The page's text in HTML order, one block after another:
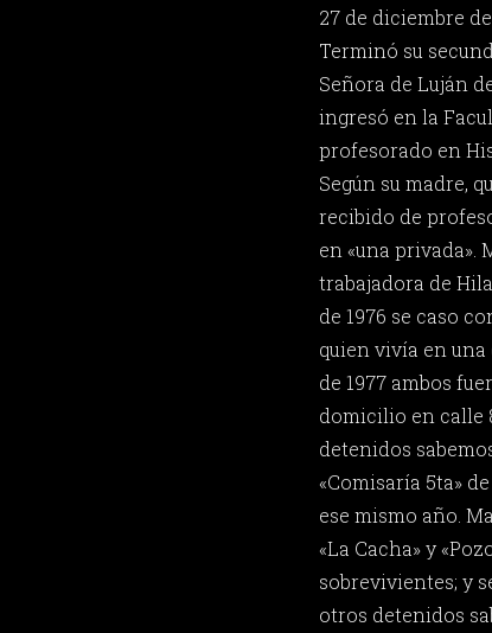
27 de diciembre
Terminó su
Señora de Luján
ingresó en la
profesorado en
Según su madre,
recibido de
en «una privada».
trabajadora de
de 1976 se caso
quien vivía en una
de 1977 ambos
domicilio en calle
detenidos
«Comisaría 5ta»
ese mismo año.
«La Cacha» y
sobrevivientes; y
otros detenidos